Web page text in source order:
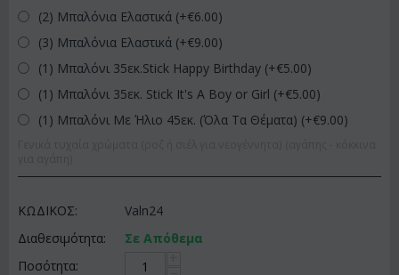
(2) Μπαλόνια Ελαστικά (+€6.00)
(3) Μπαλόνια Ελαστικά (+€9.00)
(1) Μπαλόνι 35εκ.Stick Happy Birthday (+€5.00)
(1) Μπαλόνι 35εκ. Stick It's A Boy or Girl (+€5.00)
(1) Μπαλόνι Με Ήλιο 45εκ. (Όλα Τα Θέματα) (+€9.00)
ΚΩΔΙΚΟΣ:
Valn24
Διαθεσιμότητα:
Σε Απόθεμα
Ποσότητα: